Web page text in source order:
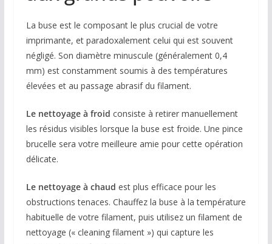
La buse est le composant le plus crucial de votre
imprimante, et paradoxalement celui qui est souvent
négligé. Son diamètre minuscule (généralement 0,4
mm) est constamment soumis à des températures
élevées et au passage abrasif du filament.
Le nettoyage à froid consiste à retirer manuellement
les résidus visibles lorsque la buse est froide. Une pince
brucelle sera votre meilleure amie pour cette opération
délicate.
Le nettoyage à chaud est plus efficace pour les
obstructions tenaces. Chauffez la buse à la température
habituelle de votre filament, puis utilisez un filament de
nettoyage (« cleaning filament ») qui capture les